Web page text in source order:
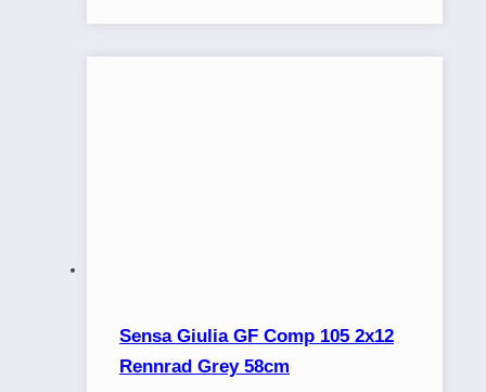
Sensa Giulia GF Comp 105 2x12
Rennrad Grey 58cm